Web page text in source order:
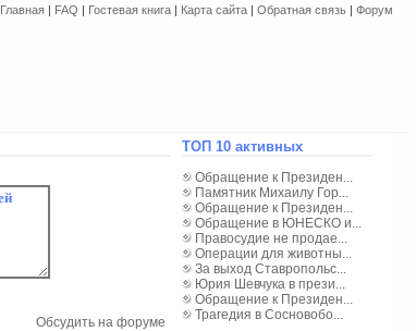
Главная | FAQ | Гостевая книга | Карта сайта | Обратная связь | Форум
Обсудить на форуме
ТОП 10 активных
Обращение к Президен...
Памятник Михаилу Гор...
Обращение к Президен...
Обращение в ЮНЕСКО и...
Правосудие не продае...
Операции для животны...
За выход Ставропольс...
Юрия Шевчука в прези...
Обращение к Президен...
Трагедия в Сосновобо...